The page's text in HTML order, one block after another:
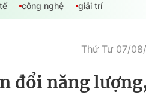
Kinh tế
công nghệ giải trí
Thứ Tư 07/
đổi năng